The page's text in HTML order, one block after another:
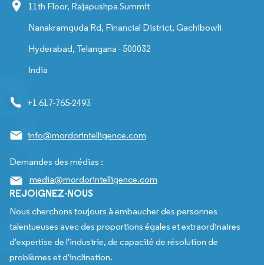
11th Floor, Rajapushpa Summit
Nanakramguda Rd, Financial District, Gachibowli
Hyderabad, Telangana - 500032
India
+1 617-765-2493
info@mordorintelligence.com
Demandes des médias :
media@mordorintelligence.com
REJOIGNEZ-NOUS
Nous cherchons toujours à embaucher des personnes
talentueuses avec des proportions égales et extraordinaires
d'expertise de l'industrie, de capacité de résolution de
problèmes et d'inclination.